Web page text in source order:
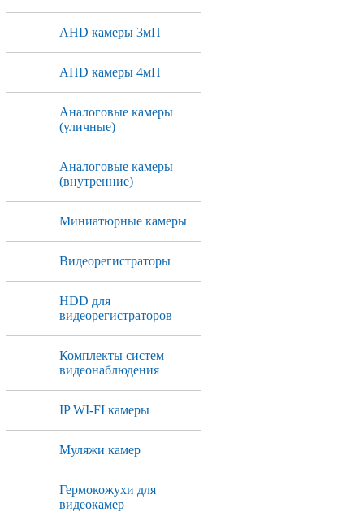
AHD камеры 3мП
AHD камеры 4мП
Аналоговые камеры
(уличные)
Аналоговые камеры
(внутренние)
Миниатюрные камеры
Видеорегистраторы
HDD для
видеорегистраторов
Комплекты систем
видеонаблюдения
IP WI-FI камеры
Муляжи камер
Гермокожухи для
видеокамер